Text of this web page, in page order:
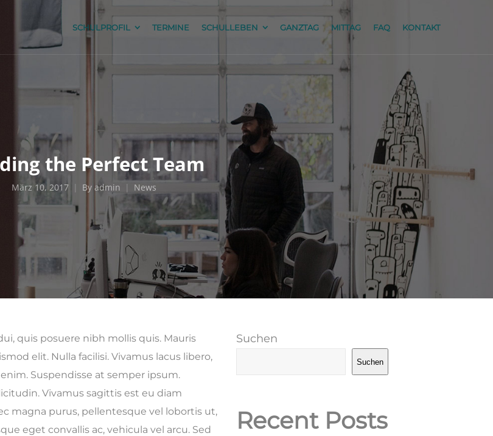
SCHULPROFIL TERMINE SCHULLEBEN GANZTAG MITTAG FAQ KONTAKT
the Perfect Team
März 10, 2017 By admin News
quis posuere nibh mollis quis. Mauris
elit. Nulla facilisi. Vivamus lacus libero,
Suspendisse at semper ipsum.
Vivamus sagittis est eu diam
magna purus, pellentesque vel lobortis ut,
eget convallis ac, vehicula vel arcu. Sed
Suchen
Suchen
Recent Posts